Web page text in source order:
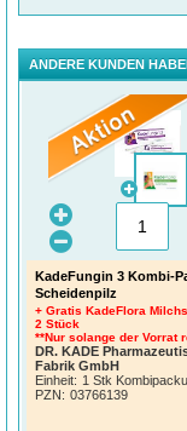
ANDERE KUNDEN
KadeFungin 3 Kombi-
Scheidenpilz
+ Gratis KadeFlora
2 Stück
**Nur solange der Vorrat
DR. KADE
Fabrik GmbH
Einheit: 1 Stk
PZN : 03766139